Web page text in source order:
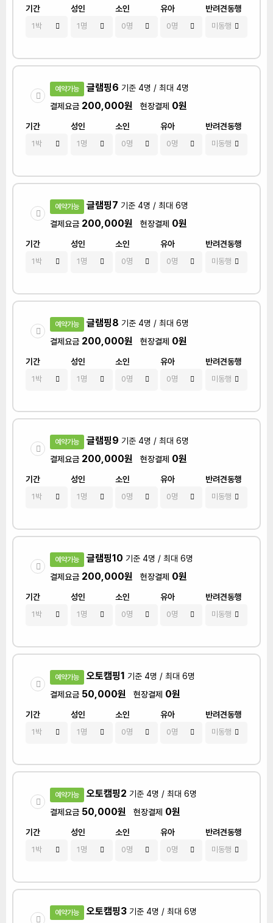
기간 성인 소인 유아 반려견동행
예약가능 글램핑6 기준 4명 / 최대 4명
결제요금 200,000원 현장결제 0원
기간 성인 소인 유아 반려견동행
예약가능 글램핑7 기준 4명 / 최대 6명
결제요금 200,000원 현장결제 0원
기간 성인 소인 유아 반려견동행
예약가능 글램핑8 기준 4명 / 최대 6명
결제요금 200,000원 현장결제 0원
기간 성인 소인 유아 반려견동행
예약가능 글램핑9 기준 4명 / 최대 6명
결제요금 200,000원 현장결제 0원
기간 성인 소인 유아 반려견동행
예약가능 글램핑10 기준 4명 / 최대 6명
결제요금 200,000원 현장결제 0원
기간 성인 소인 유아 반려견동행
예약가능 오토캠핑1 기준 4명 / 최대 6명
결제요금 50,000원 현장결제 0원
기간 성인 소인 유아 반려견동행
예약가능 오토캠핑2 기준 4명 / 최대 6명
결제요금 50,000원 현장결제 0원
기간 성인 소인 유아 반려견동행
예약가능 오토캠핑3 기준 4명 / 최대 6명